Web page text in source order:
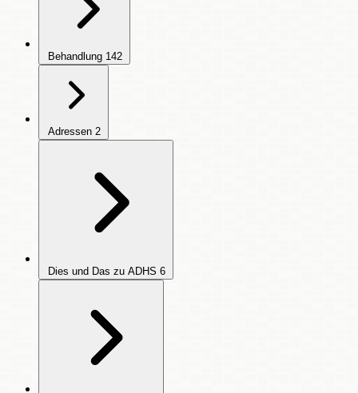
Behandlung 142
Adressen 2
Dies und Das zu ADHS 6